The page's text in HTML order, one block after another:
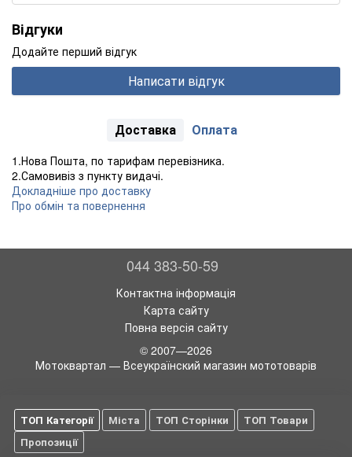
Відгуки
Додайте перший відгук
Написати відгук
Доставка Оплата
1.Нова Пошта, по тарифам перевізника.
2.Самовивіз з пункту видачі.
Докладніше про доставку
Про обмін та повернення
044 383-50-59
Контактна інформація
Карта сайту
Повна версія сайту
© 2007—2026
Мотоквартал — Всеукраїнский магазин мототоварів
ТОП Категорії Міста ТОП Сторінки
ТОП Товари
Пропозиції